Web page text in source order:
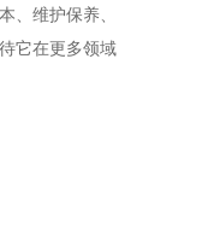
维护保养、
它在更多领域